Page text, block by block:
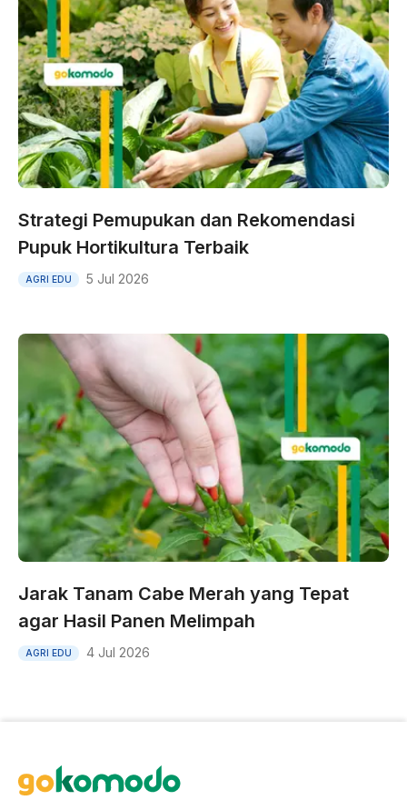
Strategi Pemupukan dan Rekomendasi
Pupuk Hortikultura Terbaik
AGRI EDU 5 Jul 2026
Jarak Tanam Cabe Merah yang Tepat
agar Hasil Panen Melimpah
AGRI EDU 4 Jul 2026